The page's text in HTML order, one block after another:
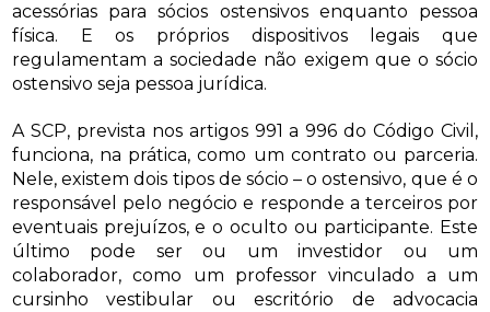
acessórias para sócios ostensivos enquanto pessoa
física. E os próprios dispositivos legais que
regulamentam a sociedade não exigem que o sócio
ostensivo seja pessoa jurídica.
A SCP, prevista nos artigos 991 a 996 do Código Civil,
funciona, na prática, como um contrato ou parceria.
Nele, existem dois tipos de sócio – o ostensivo, que é o
responsável pelo negócio e responde a terceiros por
eventuais prejuízos, e o oculto ou participante. Este
último pode ser ou um investidor ou um
colaborador, como um professor vinculado a um
cursinho vestibular ou escritório de advocacia